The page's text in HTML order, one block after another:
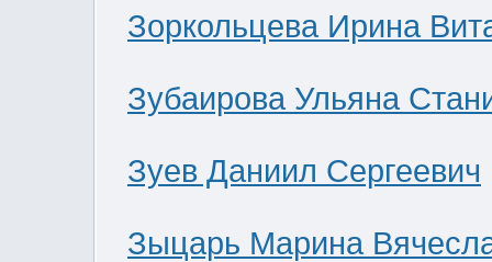
Зоркольцева Ирина
Зубаирова Ульяна
Зуев Даниил Сергеевич
Зыцарь Марина